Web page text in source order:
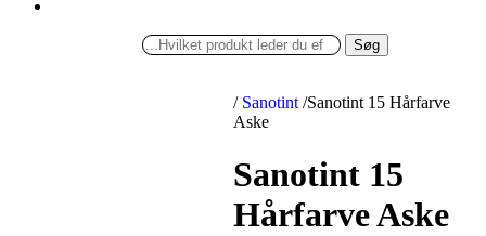
Søg
/ Sanotint /Sanotint 15 Hårfarve
Aske
Sanotint 15
Hårfarve Aske